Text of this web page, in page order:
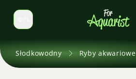
Zmień język
Słodkowodny Ryby akwariowe